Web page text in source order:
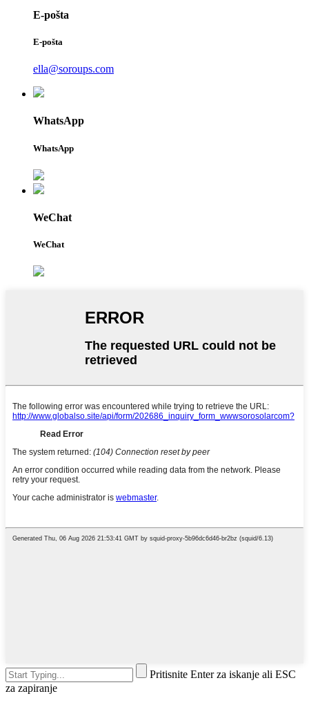
E-pošta
E-pošta
ella@soroups.com
WhatsApp
WhatsApp
WeChat
WeChat
Pritisnite Enter za iskanje ali ESC
za zapiranje